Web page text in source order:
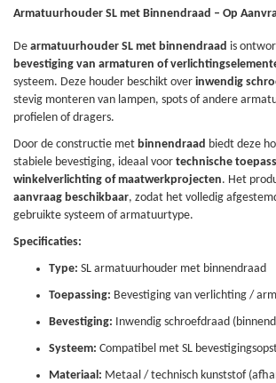
Armatuurhouder SL met Binnendraad – Op
De armatuurhouder SL met binnendraad is
bevestiging van armaturen of
systeem. Deze houder beschikt over inwendig
stevig monteren van lampen, spots of andere
profielen of dragers.
Door de constructie met binnendraad biedt deze
stabiele bevestiging, ideaal voor technische
winkelverlichting of maatwerkprojecten. Het
aanvraag beschikbaar, zodat het volledig
gebruikte systeem of armatuurtype.
Specificaties:
Type: SL armatuurhouder met binnendraad
Toepassing: Bevestiging van verlichting /
Bevestiging: Inwendig schroefdraad
Systeem: Compatibel met SL
Materiaal: Metaal / technisch kunststof